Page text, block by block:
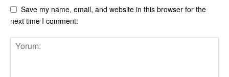
Save my name, email, and website in this browser for the
next time I comment.